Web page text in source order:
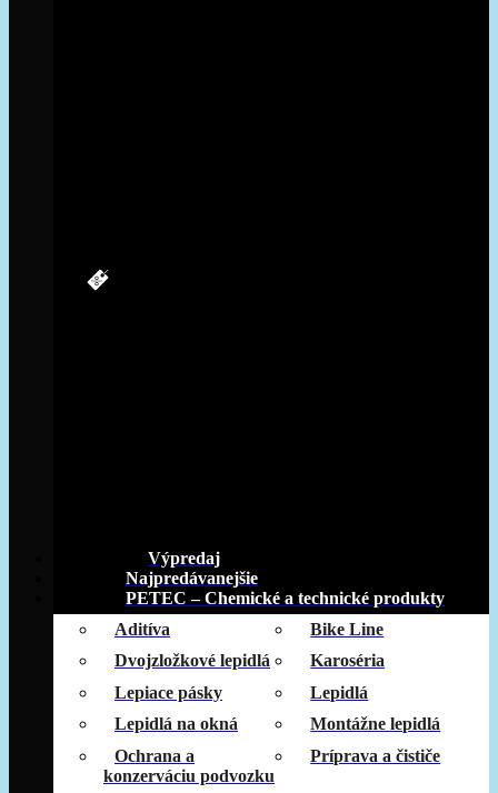
Výpredaj
Najpredávanejšie
PETEC – Chemické a technické produkty
Aditíva
Bike Line
Dvojzložkové lepidlá
Karoséria
Lepiace pásky
Lepidlá
Lepidlá na okná
Montážne lepidlá
Ochrana a
konzerváciu podvozku
Príprava a čističe